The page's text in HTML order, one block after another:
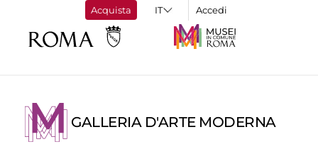
Acquista Accedi
GALLERIA D'ARTE MODERNA